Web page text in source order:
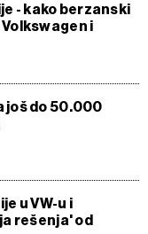
- kako berzanski
i
još do 50.000
u VW-u i
rešenja' od